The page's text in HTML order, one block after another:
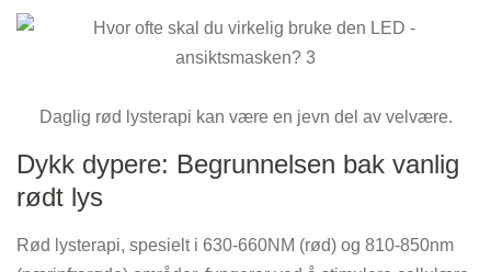
Daglig rød lysterapi kan være en jevn del av velvære.
Dykk dypere: Begrunnelsen bak vanlig
rødt lys
Rød lysterapi, spesielt i 630-660NM (rød) og 810-850nm